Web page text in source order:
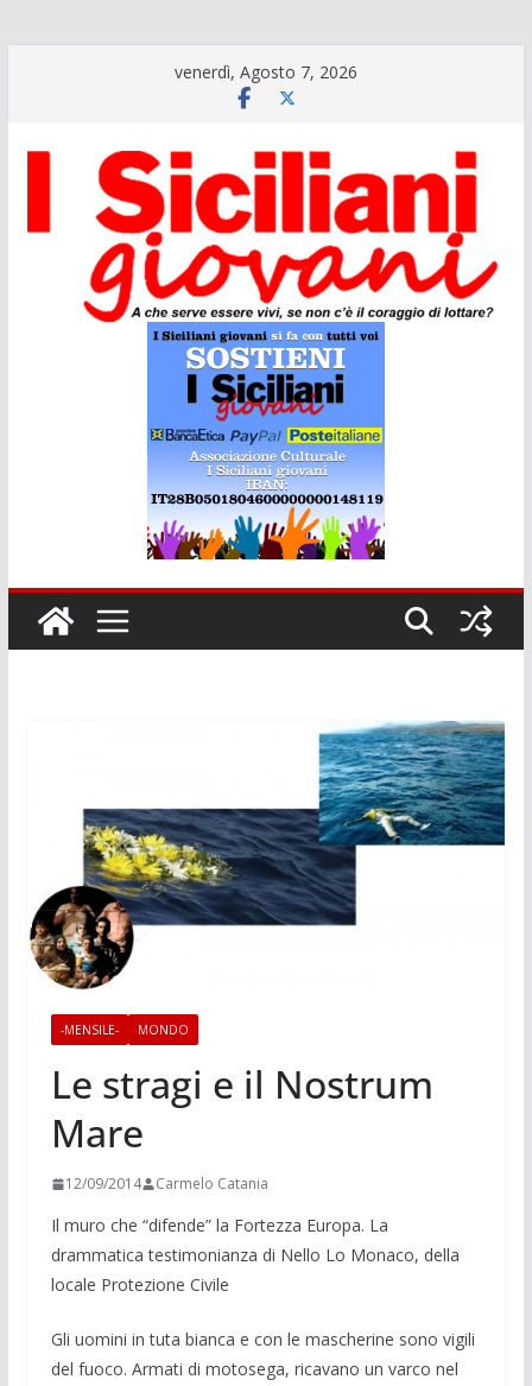
venerdì, Agosto 7, 2026
-MENSILE- MONDO
Le stragi e il Nostrum
Mare
12/09/2014 Carmelo Catania
Il muro che “difende” la Fortezza Europa. La
drammatica testimo­nianza di Nello Lo Mo­naco, della
locale Pro­tezione Civile
Gli uomini in tuta bianca e con le mascherine sono vigili
del fuoco. Armati di motosega, ricavano un varco nel